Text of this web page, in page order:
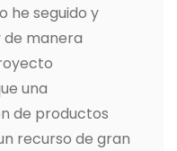
he seguido y
de manera
una
de productos
recurso de gran